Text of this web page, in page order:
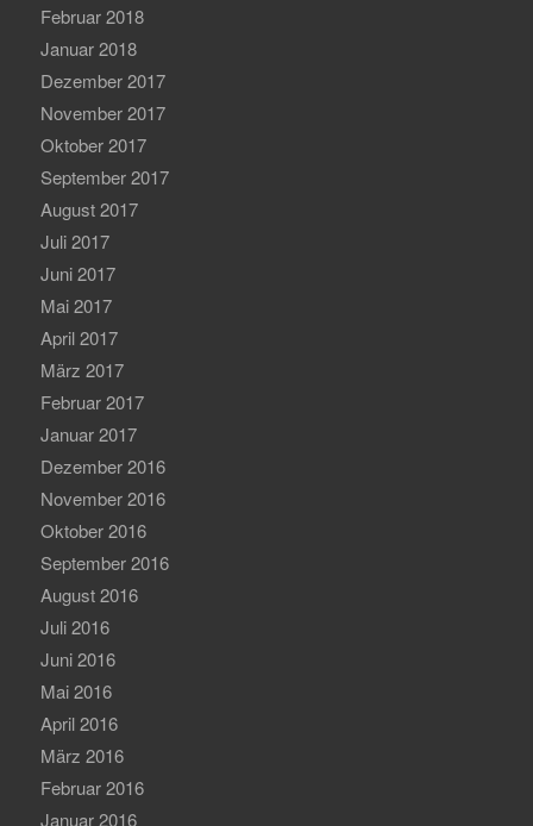
Februar 2018
Januar 2018
Dezember 2017
November 2017
Oktober 2017
September 2017
August 2017
Juli 2017
Juni 2017
Mai 2017
April 2017
März 2017
Februar 2017
Januar 2017
Dezember 2016
November 2016
Oktober 2016
September 2016
August 2016
Juli 2016
Juni 2016
Mai 2016
April 2016
März 2016
Februar 2016
Januar 2016